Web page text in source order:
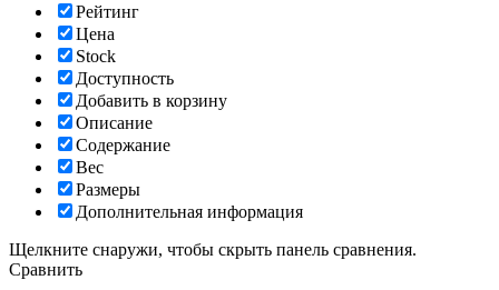
Рейтинг
Цена
Stock
Доступность
Добавить в корзину
Описание
Содержание
Вес
Размеры
Дополнительная информация
Щелкните снаружи, чтобы скрыть панель сравнения.
Сравнить